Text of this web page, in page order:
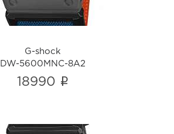
G-shock
DW-5600MNC-8A2
18990 i